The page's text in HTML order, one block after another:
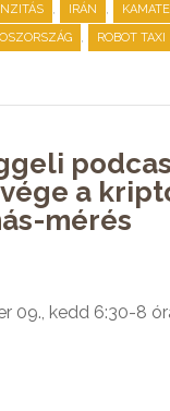
, IRÁN ,
, ROBOT TAXI
a
mérés
09., kedd 6:30-8